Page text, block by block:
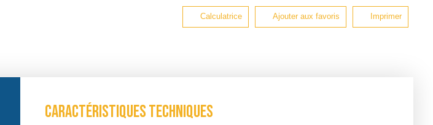
Calculatrice Ajouter aux favoris Imprimer
Caractéristiques techniques